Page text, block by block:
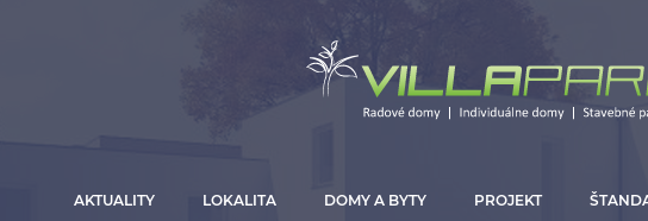
AKTUALITY LOKALITA DOMY A BYTY PROJEKT